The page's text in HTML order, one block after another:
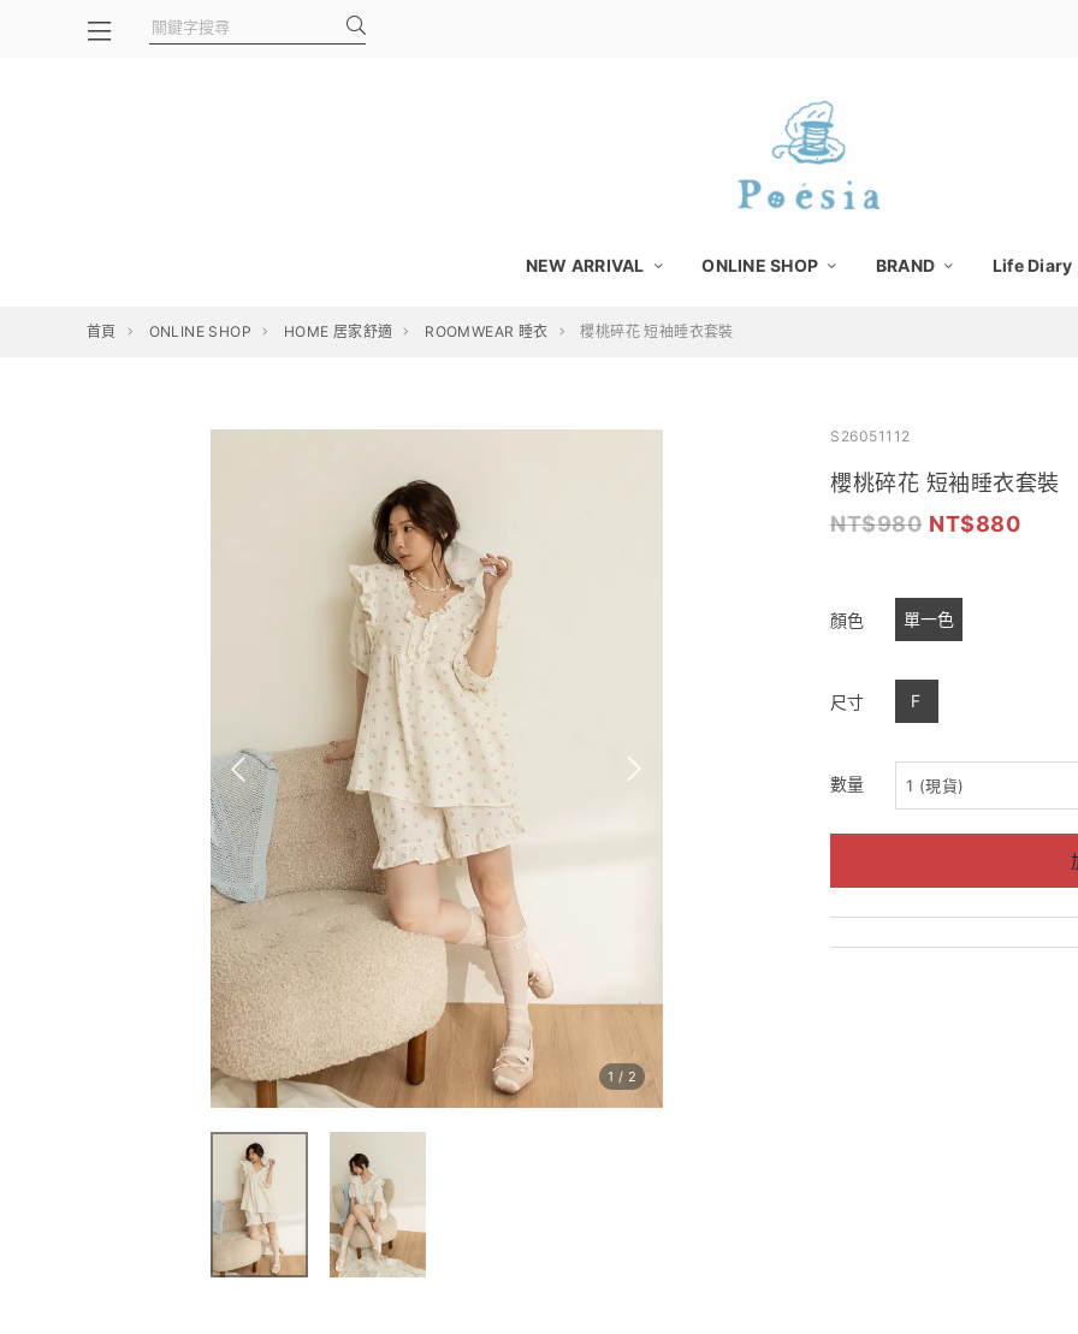
NEW ARRIVAL ONLINE SHOP BRAND Life Diary
首頁 ONLINE SHOP HOME 居家舒適 ROOMWEAR 睡衣 櫻桃碎花 短袖睡衣套裝
1 / 2
S26051112
櫻桃碎花 短袖睡衣套裝
980
880
顏色 單一色
尺寸 F
數量